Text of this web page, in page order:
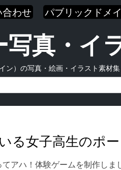
合わせ パブリックドメ
真・イ
）の写真・絵画・イラスト素材集
る女子高生のポ
アハ！体験ゲームを制作しま